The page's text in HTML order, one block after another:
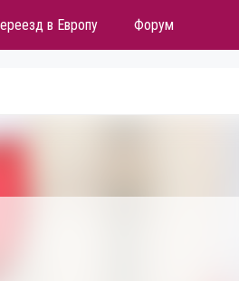
в Европу Форум